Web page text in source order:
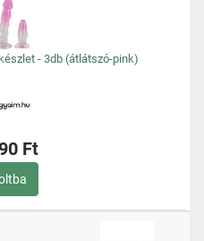
- 3db (átlátszó-pink)
Ft